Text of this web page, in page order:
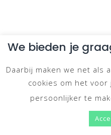
We bieden je
Daarbij maken we net als
cookies om het voor
persoonlijker te